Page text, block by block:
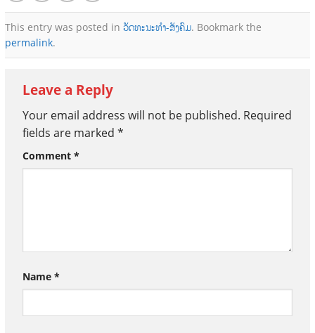
This entry was posted in ວັດທະນະທຳ-ສັງຄົມ. Bookmark the
permalink.
Leave a Reply
Your email address will not be published. Required
fields are marked *
Comment *
Name *